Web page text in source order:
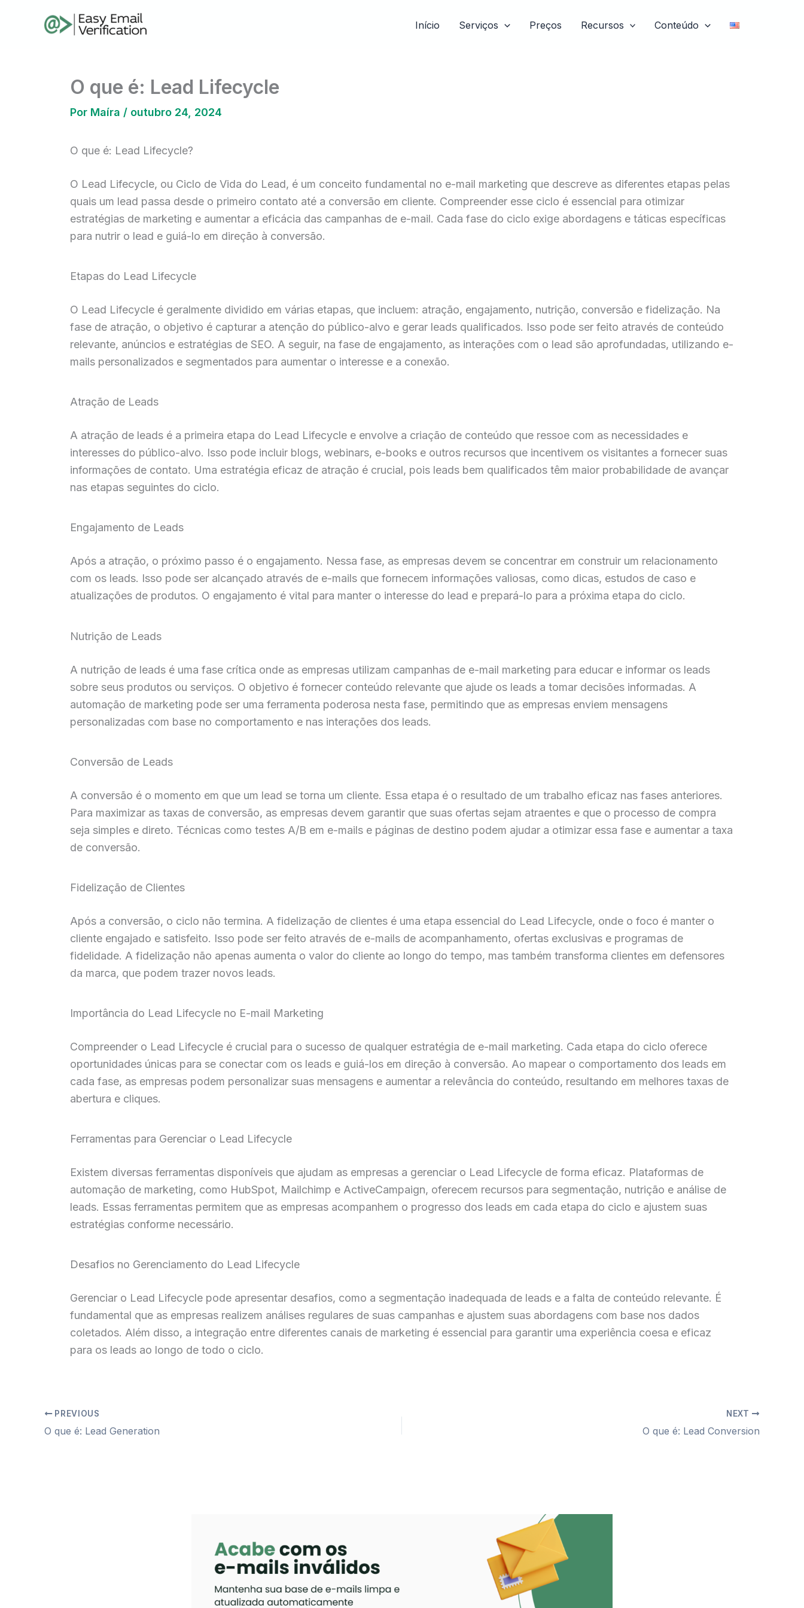
Início Serviços Preços Recursos Conteúdo
O que é: Lead Lifecycle
Por Maíra / outubro 24, 2024
O que é: Lead Lifecycle?
O Lead Lifecycle, ou Ciclo de Vida do Lead, é um conceito fundamental no e-mail marketing que descreve as diferentes etapas pelas
quais um lead passa desde o primeiro contato até a conversão em cliente. Compreender esse ciclo é essencial para otimizar
estratégias de marketing e aumentar a eficácia das campanhas de e-mail. Cada fase do ciclo exige abordagens e táticas específicas
para nutrir o lead e guiá-lo em direção à conversão.
Etapas do Lead Lifecycle
O Lead Lifecycle é geralmente dividido em várias etapas, que incluem: atração, engajamento, nutrição, conversão e fidelização. Na
fase de atração, o objetivo é capturar a atenção do público-alvo e gerar leads qualificados. Isso pode ser feito através de conteúdo
relevante, anúncios e estratégias de SEO. A seguir, na fase de engajamento, as interações com o lead são aprofundadas, utilizando e-
mails personalizados e segmentados para aumentar o interesse e a conexão.
Atração de Leads
A atração de leads é a primeira etapa do Lead Lifecycle e envolve a criação de conteúdo que ressoe com as necessidades e
interesses do público-alvo. Isso pode incluir blogs, webinars, e-books e outros recursos que incentivem os visitantes a fornecer suas
informações de contato. Uma estratégia eficaz de atração é crucial, pois leads bem qualificados têm maior probabilidade de avançar
nas etapas seguintes do ciclo.
Engajamento de Leads
Após a atração, o próximo passo é o engajamento. Nessa fase, as empresas devem se concentrar em construir um relacionamento
com os leads. Isso pode ser alcançado através de e-mails que fornecem informações valiosas, como dicas, estudos de caso e
atualizações de produtos. O engajamento é vital para manter o interesse do lead e prepará-lo para a próxima etapa do ciclo.
Nutrição de Leads
A nutrição de leads é uma fase crítica onde as empresas utilizam campanhas de e-mail marketing para educar e informar os leads
sobre seus produtos ou serviços. O objetivo é fornecer conteúdo relevante que ajude os leads a tomar decisões informadas. A
automação de marketing pode ser uma ferramenta poderosa nesta fase, permitindo que as empresas enviem mensagens
personalizadas com base no comportamento e nas interações dos leads.
Conversão de Leads
A conversão é o momento em que um lead se torna um cliente. Essa etapa é o resultado de um trabalho eficaz nas fases anteriores.
Para maximizar as taxas de conversão, as empresas devem garantir que suas ofertas sejam atraentes e que o processo de compra
seja simples e direto. Técnicas como testes A/B em e-mails e páginas de destino podem ajudar a otimizar essa fase e aumentar a taxa
de conversão.
Fidelização de Clientes
Após a conversão, o ciclo não termina. A fidelização de clientes é uma etapa essencial do Lead Lifecycle, onde o foco é manter o
cliente engajado e satisfeito. Isso pode ser feito através de e-mails de acompanhamento, ofertas exclusivas e programas de
fidelidade. A fidelização não apenas aumenta o valor do cliente ao longo do tempo, mas também transforma clientes em defensores
da marca, que podem trazer novos leads.
Importância do Lead Lifecycle no E-mail Marketing
Compreender o Lead Lifecycle é crucial para o sucesso de qualquer estratégia de e-mail marketing. Cada etapa do ciclo oferece
oportunidades únicas para se conectar com os leads e guiá-los em direção à conversão. Ao mapear o comportamento dos leads em
cada fase, as empresas podem personalizar suas mensagens e aumentar a relevância do conteúdo, resultando em melhores taxas de
abertura e cliques.
Ferramentas para Gerenciar o Lead Lifecycle
Existem diversas ferramentas disponíveis que ajudam as empresas a gerenciar o Lead Lifecycle de forma eficaz. Plataformas de
automação de marketing, como HubSpot, Mailchimp e ActiveCampaign, oferecem recursos para segmentação, nutrição e análise de
leads. Essas ferramentas permitem que as empresas acompanhem o progresso dos leads em cada etapa do ciclo e ajustem suas
estratégias conforme necessário.
Desafios no Gerenciamento do Lead Lifecycle
Gerenciar o Lead Lifecycle pode apresentar desafios, como a segmentação inadequada de leads e a falta de conteúdo relevante. É
fundamental que as empresas realizem análises regulares de suas campanhas e ajustem suas abordagens com base nos dados
coletados. Além disso, a integração entre diferentes canais de marketing é essencial para garantir uma experiência coesa e eficaz
para os leads ao longo de todo o ciclo.
PREVIOUS
O que é: Lead Generation
NEXT
O que é: Lead Conversion